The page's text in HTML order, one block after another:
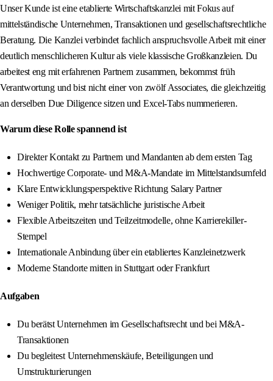
Unser Kunde ist eine etablierte Wirtschaftskanzlei mit Fokus auf
mittelständische Unternehmen, Transaktionen und gesellschaftsrechtliche
Beratung. Die Kanzlei verbindet fachlich anspruchsvolle Arbeit mit einer
deutlich menschlicheren Kultur als viele klassische Großkanzleien. Du
arbeitest eng mit erfahrenen Partnern zusammen, bekommst früh
Verantwortung und bist nicht einer von zwölf Associates, die gleichzeitig
an derselben Due Diligence sitzen und Excel-Tabs nummerieren.
Warum diese Rolle spannend ist
Direkter Kontakt zu Partnern und Mandanten ab dem ersten Tag
Hochwertige Corporate- und M&A-Mandate im Mittelstandsumfeld
Klare Entwicklungsperspektive Richtung Salary Partner
Weniger Politik, mehr tatsächliche juristische Arbeit
Flexible Arbeitszeiten und Teilzeitmodelle, ohne Karrierekiller-
Stempel
Internationale Anbindung über ein etabliertes Kanzleinetzwerk
Moderne Standorte mitten in Stuttgart oder Frankfurt
Aufgaben
Du berätst Unternehmen im Gesellschaftsrecht und bei M&A-
Transaktionen
Du begleitest Unternehmenskäufe, Beteiligungen und
Umstrukturierungen